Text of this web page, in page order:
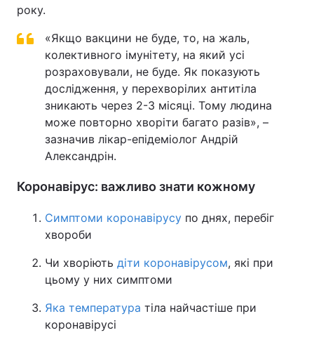
року.
«Якщо вакцини не буде, то, на жаль,
колективного імунітету, на який усі
розраховували, не буде. Як показують
дослідження, у перехворілих антитіла
зникають через 2-3 місяці. Тому людина
може повторно хворіти багато разів», –
зазначив лікар-епідеміолог Андрій
Александрін.
Коронавірус: важливо знати кожному
Симптоми коронавірусу по днях, перебіг
хвороби
Чи хворіють діти коронавірусом, які при
цьому у них симптоми
Яка температура тіла найчастіше при
коронавірусі